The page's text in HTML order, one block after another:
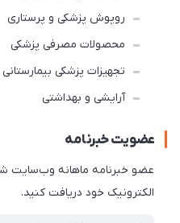
روپوش پزشکی و پرستاری
محصولات مصرفی پزشکی
تجهیزات پزشکی بیمارستانی
آرایشی و بهداشتی
عضویت خبرنامه
عضو خبرنامه ماهانه وب‌سایت
الکترونیک خود دریافت کنید.